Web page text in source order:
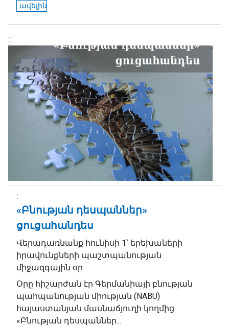
ավելին
«Բնության դեսպաններ»
ցուցահանդես
Վերադառնանք հունիսի 1՝ երեխաների
իրավունքների պաշտպանության
միջազգային օր
Օրը հիշարժան էր Գերմանիայի բնության
պահպանության միության (NABU)
հայաստանյան մասնաճյուղի կողմից
«Բնության դեսպաններ...